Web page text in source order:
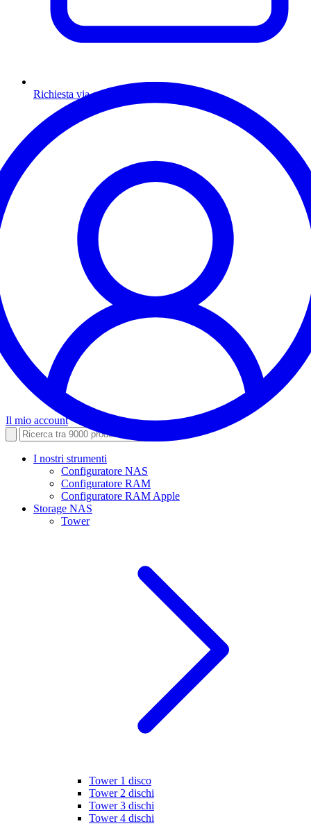
Richiesta via email
Il mio account
I nostri strumenti
Configuratore NAS
Configuratore RAM
Configuratore RAM Apple
Storage NAS
Tower
Tower 1 disco
Tower 2 dischi
Tower 3 dischi
Tower 4 dischi